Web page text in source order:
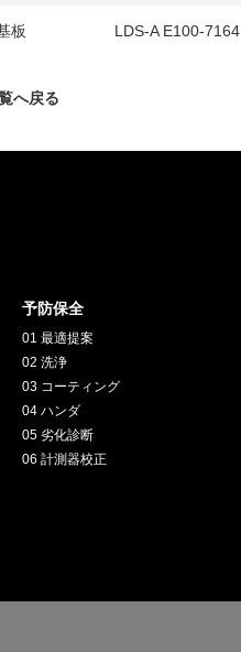
板 LDS-A E100-7164
へ戻る
予防保全
01 最適提案
02 洗浄
03 コーティング
04 ハンダ
05 劣化診断
06 計測器校正